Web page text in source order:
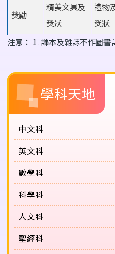
獎勵
精美文具及
獎狀
禮物
獎狀
注意： 1. 課本及雜誌不作圖書
Main
navigation
(課
程
概
覽)
學科天地
中文科
英文科
數學科
科學科
人文科
聖經科